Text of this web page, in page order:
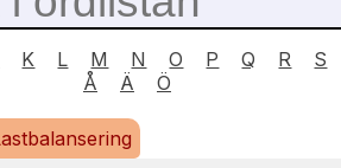
K L M N O P Q R S
Å
Ä Ö